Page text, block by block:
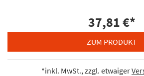
37,81 €*
ZUM PRODUKT
*inkl. MwSt., zzgl. etwaiger